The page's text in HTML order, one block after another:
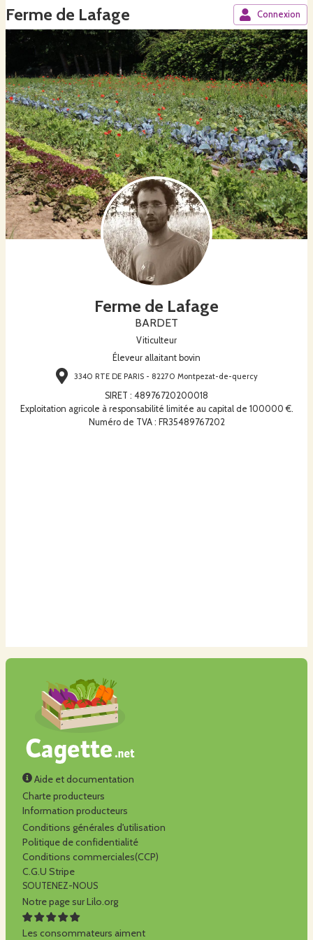
Ferme de Lafage Connexion
Ferme de Lafage
BARDET
Viticulteur
Éleveur allaitant bovin
3340 RTE DE PARIS - 82270 Montpezat-de-quercy
SIRET : 48976720200018
Exploitation agricole à responsabilité limitée au capital de 100000 €.
Numéro de TVA : FR35489767202
Aide et documentation
Charte producteurs
Information producteurs
Conditions générales d'utilisation
Politique de confidentialité
Conditions commerciales(CCP)
C.G.U Stripe
SOUTENEZ-NOUS
Notre page sur Lilo.org
Les consommateurs aiment